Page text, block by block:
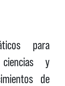
para
y
de